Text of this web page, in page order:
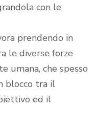
con le
prendendo in
le diverse forze
umana, che spesso
blocco tra il
ed il